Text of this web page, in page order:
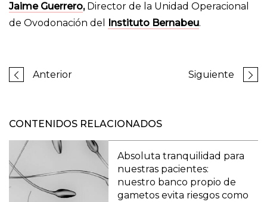
Jaime Guerrero, Director de la Unidad Operacional
de Ovodonación del
Instituto Bernabeu.
Anterior Siguiente
CONTENIDOS RELACIONADOS
Absoluta tranquilidad para
nuestras pacientes:
nuestro banco propio de
gametos evita riesgos como